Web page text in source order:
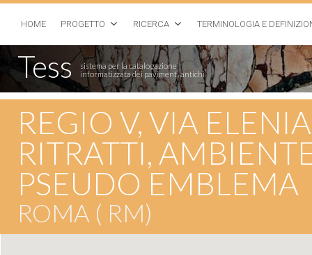
HOME PROGETTO RICERCA TERMINOLOGIA E
Tess
sistema per la catalogazione
informatizzata dei pavimenti antichi
REGIO V, VIA
RITRATTI,
PSEUDO EMBLEMA
ROMA ( RM)